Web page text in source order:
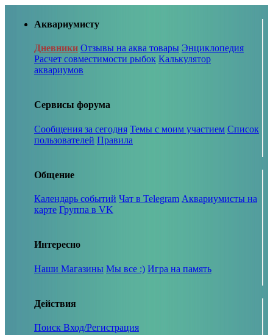
Аквариумисту
Дневники Отзывы на аква товары Энциклопедия
Расчет совместимости рыбок Калькулятор
аквариумов
Сервисы форума
Сообщения за сегодня Темы с моим участием Список
пользователей Правила
Общение
Календарь событий Чат в Telegram Аквариумисты на
карте Группа в VK
Интересно
Наши Магазины Мы все :) Игра на память
Действия
Поиск Вход/Регистрация